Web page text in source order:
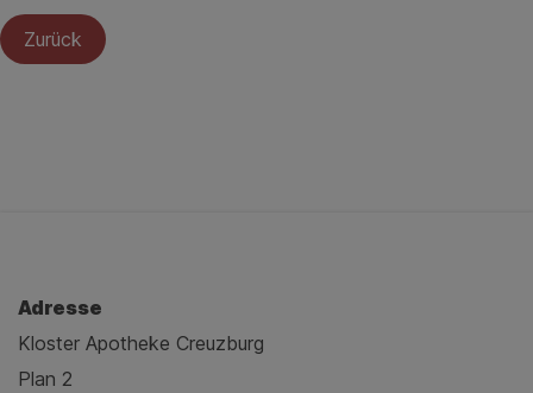
Zurück
Adresse
Kloster Apotheke Creuzburg
Plan 2